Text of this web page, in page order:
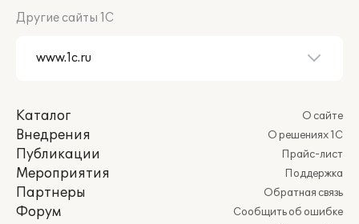
Другие сайты 1С
Каталог
Внедрения
Публикации
Мероприятия
Партнеры
Форум
О сайте
О решениях 1С
Прайс-лист
Поддержка
Обратная связь
Сообщить об ошибке